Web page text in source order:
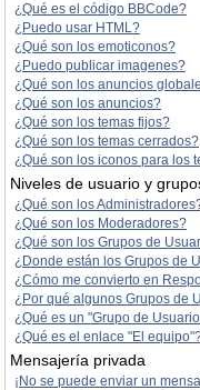
¿Qué es el código BBCode?
¿Puedo usar HTML?
¿Qué son los emoticonos?
¿Puedo publicar imagenes?
¿Qué son los anuncios
¿Qué son los anuncios?
¿Qué son los temas fijos?
¿Qué son los temas cerrados?
¿Qué son los iconos para los
Niveles de usuario y
¿Qué son los
¿Qué son los Moderadores?
¿Qué son los Grupos de
¿Donde están los Grupos de
¿Cómo me convierto en
¿Por qué algunos Grupos de
¿Qué es un "Grupo de
¿Qué es el enlace "El
Mensajería privada
¡No se puede enviar un